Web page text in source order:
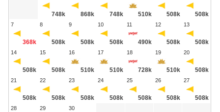
748k 868k 748k 510k 508k 508k
7
368k
8
508k
9
508k
10
508k
11
490k
12
508k
13
508k
14
508k
15
508k
16
510k
17
510k
18
728k
19
510k
20
508k
21
508k
22
508k
23
508k
24
508k
25
508k
26
508k
27
508k
28 29 30